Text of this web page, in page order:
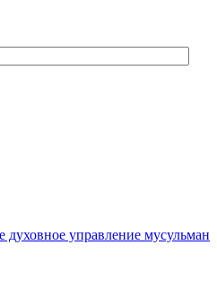
духовное управление мусульман